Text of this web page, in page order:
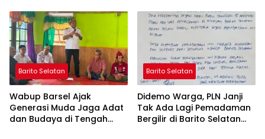
Bebas Kabut Asap
Barito Selatan
Wabup Barsel Ajak
Generasi Muda Jaga Adat
dan Budaya di Tengah
Barito Selatan
Didemo Warga, PLN Janji
Tak Ada Lagi Pemadaman
Bergilir di Barito Selatan